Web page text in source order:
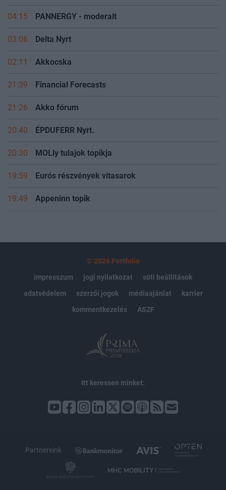
04:15 PANNERGY - moderalt
03:06 Delta Nyrt
02:11 Akkocska
21:39 Financial Forecasts
21:26 Akko fórum
20:40 ÉPDUFERR Nyrt.
20:30 MOLly tulajok topikja
19:59 Eurós részvények vitasarok
19:49 Appeninn topik
© 2026 Portfolio
impresszum
jogi nyilatkozat
süti beállítások
adatvédelem
szerzői jogok médiaajánlat
karrier
kommentkezelés
ÁSZF
Itt keressen minket:
Partnereink